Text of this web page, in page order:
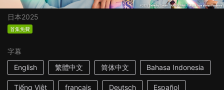
日本2025
首集免費
字幕
English
繁體中文 简体中文 Bahasa Indonesia
Tiếng Việt français Deutsch Español